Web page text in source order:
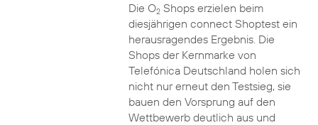
Die O2Shops erzielen beim
diesjährigen connect Shoptest ein
herausragendes Ergebnis. Die
Shops der Kernmarke von
Telefónica Deutschland holen sich
nicht nur erneut den Testsieg, sie
bauen den Vorsprung auf den
Wettbewerb deutlich aus und